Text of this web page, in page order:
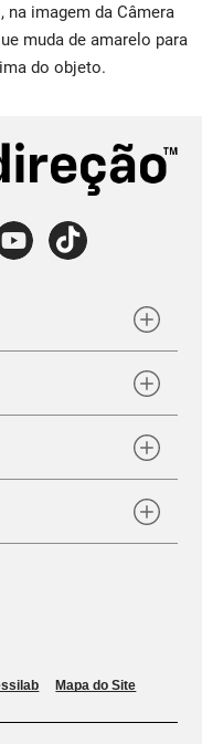
imagem da Câmera
muda de amarelo para
do objeto.